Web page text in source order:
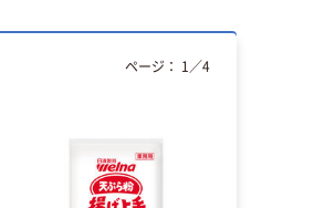
ページ： 1 ／4